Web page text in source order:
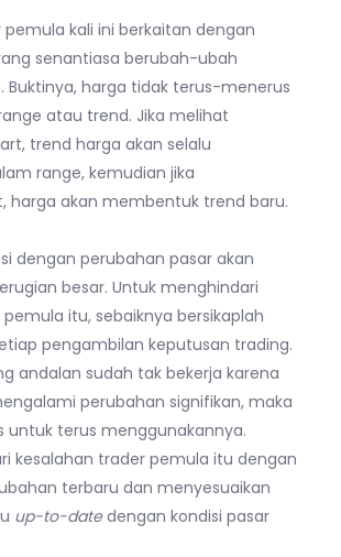
kali ini berkaitan dengan
senantiasa berubah-ubah
Buktinya, harga tidak terus-menerus
atau trend. Jika melihat
trend harga akan selalu
range, kemudian jika
harga akan membentuk trend baru.
dengan perubahan pasar akan
besar. Untuk menghindari
itu, sebaiknya bersikaplah
pengambilan keputusan trading.
andalan sudah tak bekerja karena
perubahan signifikan, maka
untuk terus menggunakannya.
kesalahan trader pemula itu dengan
terbaru dan menyesuaikan
up-to-datedengan kondisi pasar